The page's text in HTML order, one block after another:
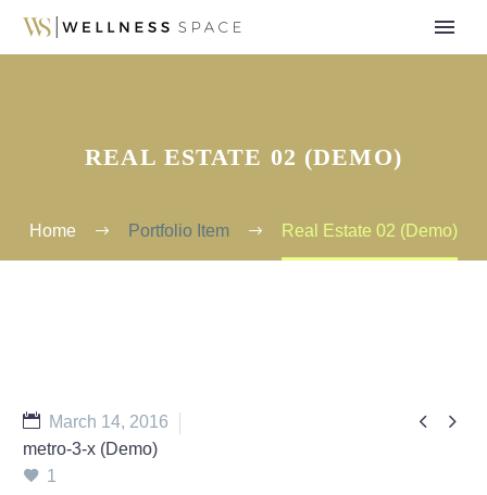
REAL ESTATE 02 (DEMO)
Home Portfolio Item Real Estate 02 (Demo)
 
March 14, 2016
metro-3-x (Demo)
1